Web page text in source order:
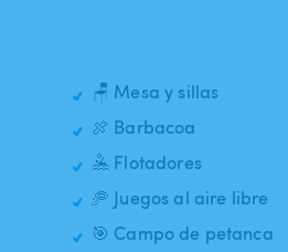
🪑 Mesa y sillas
🍖 Barbacoa
🤽 Flotadores
🥏 Juegos al aire libre
🎯 Campo de petanca